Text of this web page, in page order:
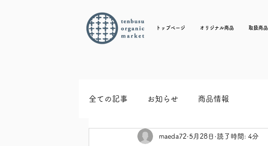
トップページ オリジナル商品 取扱商品
全ての記事 お知らせ 商品情報
maeda72 5月28日 読了時間: 4分